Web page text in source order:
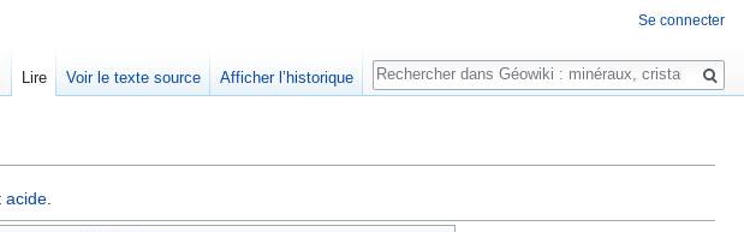
acide.
Se connecter
Lire Voir le texte source Afficher l’historique
Rechercher